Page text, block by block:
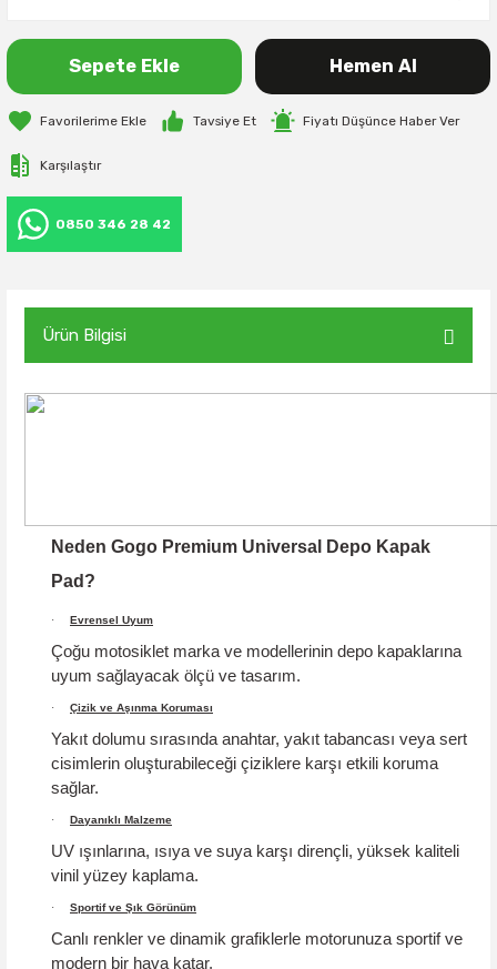
Sepete Ekle Hemen Al
Tavsiye Et Fiyatı Düşünce Haber Ver
Karşılaştır
0850 346 28 42
Ürün Bilgisi
Neden Gogo Premium Universal Depo Kapak
Pad?
· Evrensel Uyum
Çoğu motosiklet marka ve modellerinin depo kapaklarına
uyum sağlayacak ölçü ve tasarım.
· Çizik ve Aşınma Koruması
Yakıt dolumu sırasında anahtar, yakıt tabancası veya sert
cisimlerin oluşturabileceği çiziklere karşı etkili koruma
sağlar.
· Dayanıklı Malzeme
UV ışınlarına, ısıya ve suya karşı dirençli, yüksek kaliteli
vinil yüzey kaplama.
· Sportif ve Şık Görünüm
Canlı renkler ve dinamik grafiklerle motorunuza sportif ve
modern bir hava katar.